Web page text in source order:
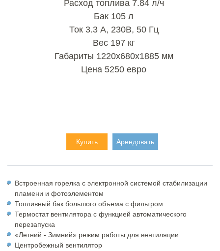
Расход топлива 7.84 л/ч
Бак 105 л
Ток 3.3 А, 230В, 50 Гц
Вес 197 кг
Габариты 1220х680х1885 мм
Цена 5250 евро
Купить Арендовать
Встроенная горелка с электронной системой стабилизации
пламени и фотоэлементом
Топливный бак большого объема с фильтром
Термостат вентилятора с функцией автоматического
перезапуска
«Летний - Зимний» режим работы для вентиляции
Центробежный вентилятор